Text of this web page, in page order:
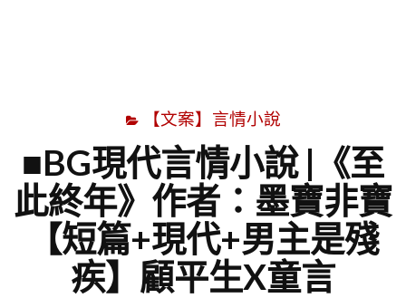
【文案】言情小說
■BG現代言情小說 |《至
此終年》作者：墨寶非寶
【短篇+現代+男主是殘
疾】顧平生X童言